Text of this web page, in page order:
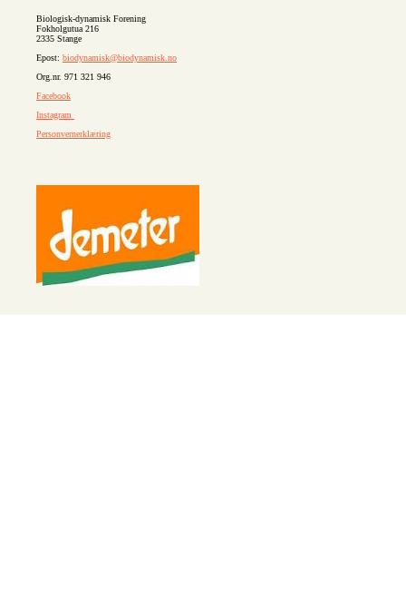
Biologisk-dynamisk Forening
Fokholgutua 216
2335 Stange
Epost: biodynamisk@biodynamisk.no
Org.nr. 971 321 946
Facebook
Instagram
Personvernerklæring